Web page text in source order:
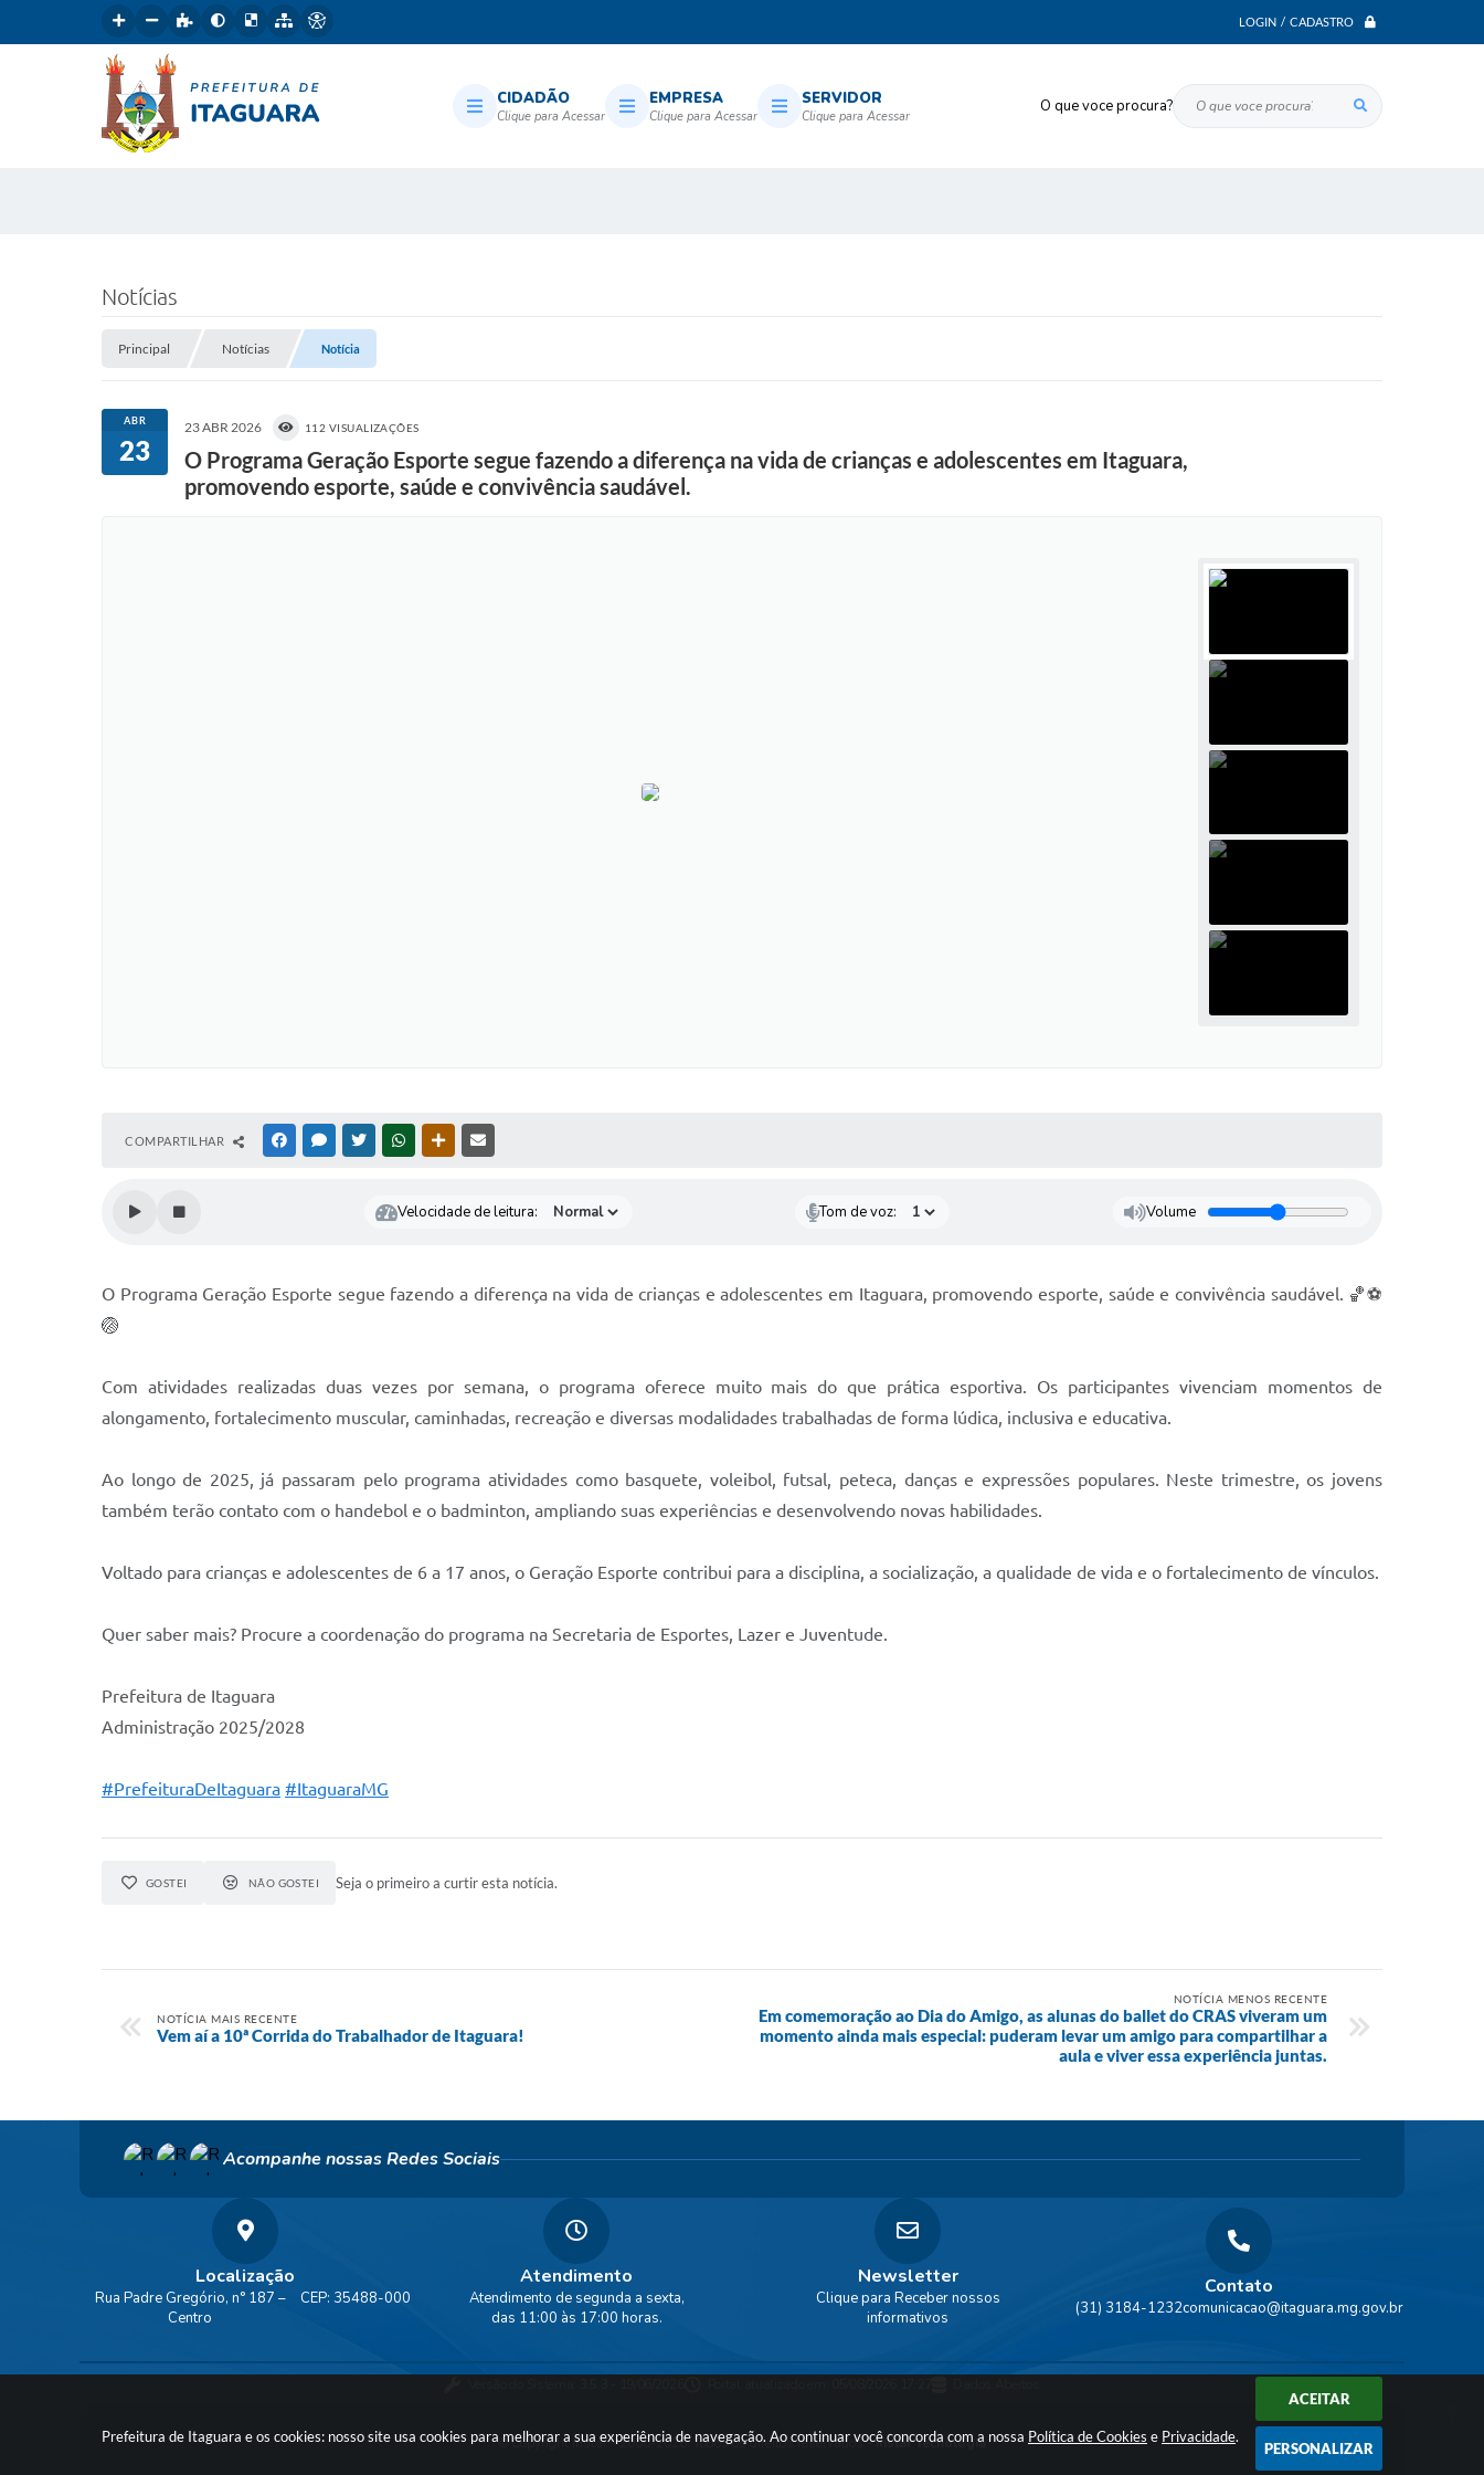
Prefeitura de Itaguara e os cookies: nosso site usa cookies para melhorar a sua experiência de navegação. Ao continuar você concorda com a nossa Política de Cookies e Privacidade.
ACEITAR
PERSONALIZAR
LOGIN / CADASTRO
O que voce procura?
CIDADÃO EMPRESA SERVIDOR
Notícias
Principal Notícias Notícia
ABR
23
23 ABR 2026 112 VISUALIZAÇÕES
O Programa Geração Esporte segue fazendo a diferença na vida de crianças e adolescentes em Itaguara,
promovendo esporte, saúde e convivência saudável.
COMPARTILHAR FACEBOOKMESSENGER
TWITTERWHATSAPPOUTRAS MÍDIAS
Velocidade de leitura: Tom de voz: Volume
O Programa Geração Esporte segue fazendo a diferença na vida de crianças e adolescentes em Itaguara, promovendo esporte, saúde e convivência saudável. 🏀⚽
🏐
Com atividades realizadas duas vezes por semana, o programa oferece muito mais do que prática esportiva. Os participantes vivenciam momentos de
alongamento, fortalecimento muscular, caminhadas, recreação e diversas modalidades trabalhadas de forma lúdica, inclusiva e educativa.
Ao longo de 2025, já passaram pelo programa atividades como basquete, voleibol, futsal, peteca, danças e expressões populares. Neste trimestre, os jovens
também terão contato com o handebol e o badminton, ampliando suas experiências e desenvolvendo novas habilidades.
Voltado para crianças e adolescentes de 6 a 17 anos, o Geração Esporte contribui para a disciplina, a socialização, a qualidade de vida e o fortalecimento de vínculos.
Quer saber mais? Procure a coordenação do programa na Secretaria de Esportes, Lazer e Juventude.
Prefeitura de Itaguara
Administração 2025/2028
#PrefeituraDeItaguara #ItaguaraMG
GOSTEI NÃO GOSTEI Seja o primeiro a curtir esta notícia.
NOTÍCIA MAIS RECENTE
Vem aí a 10ª Corrida do Trabalhador de Itaguara!
NOTÍCIA MENOS RECENTE
Em comemoração ao Dia do Amigo, as alunas do ballet do CRAS viveram um
momento ainda mais especial: puderam levar um amigo para compartilhar a
aula e viver essa experiência juntas.
Acompanhe nossas Redes Sociais
Localização
Rua Padre Gregório, n° 187 –
Centro
CEP: 35488-000 Contato
(31) 3184-1232comunicacao@itaguara.mg.gov.br
Atendimento
Atendimento de segunda a sexta,
das 11:00 às 17:00 horas.
Newsletter
Clique para Receber nossos
informativos
© Copyright Instar - 2006-2026. Todos os direitos reservados -Instar Tecnologia